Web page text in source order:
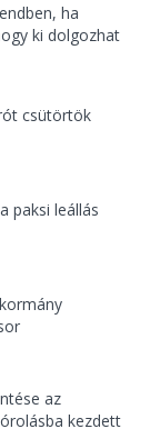
ha
ki dolgozhat
csütörtök
paksi leállás
az
kezdett